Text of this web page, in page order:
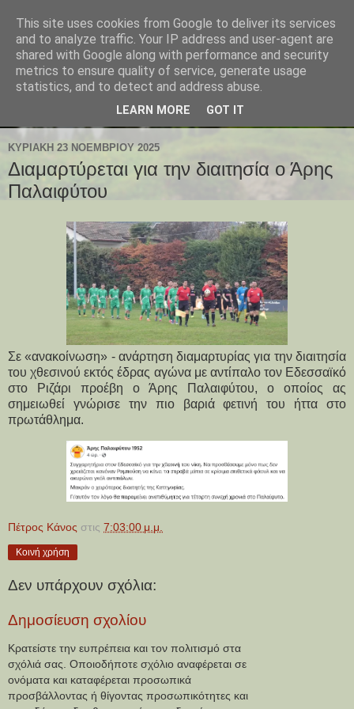
ΚΥΡΙΑΚΉ 23 ΝΟΕΜΒΡΊΟΥ 2025
Διαμαρτύρεται για την διαιτησία ο Άρης
Παλαιφύτου
Σε «ανακοίνωση» - ανάρτηση διαμαρτυρίας για την διαιτησία
του χθεσινού εκτός έδρας αγώνα με αντίπαλο τον Εδεσσαϊκό
στο Ριζάρι προέβη ο Άρης Παλαιφύτου, ο οποίος ας
σημειωθεί γνώρισε την πιο βαριά φετινή του ήττα στο
πρωτάθλημα.
Πέτρος Κάνος στις 7:03:00 μ.μ.
Κοινή χρήση
Δεν υπάρχουν σχόλια:
Δημοσίευση σχολίου
Κρατείστε την ευπρέπεια και τον πολιτισμό στα
σχόλιά σας. Οποιοδήποτε σχόλιο αναφέρεται σε
ονόματα και καταφέρεται προσωπικά
προσβάλλοντας ή θίγοντας προσωπικότητες και
This site uses cookies from Google to deliver its services
and to analyze traffic. Your IP address and user-agent are
shared with Google along with performance and security
metrics to ensure quality of service, generate usage
statistics, and to detect and address abuse.
LEARN MORE GOT IT